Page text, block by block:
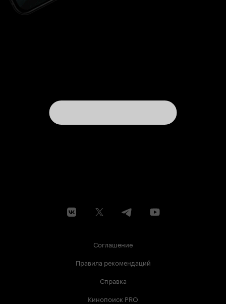
Соглашение
Правила рекомендаций
Справка
Кинопоиск PRO